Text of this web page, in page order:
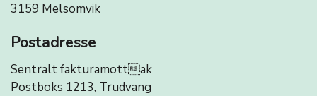
3159 Melsomvik
Postadresse
Sentralt fakturamottak
Postboks 1213, Trudvang